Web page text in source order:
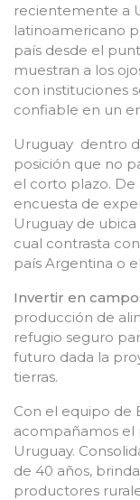
recientemente a
latinoamericano
país desde el
muestran a los
con instituciones
confiable en un
Uruguay dentro
posición que no
el corto plazo. De
encuesta de
Uruguay de ubica
cual contrasta
país Argentina o
Invertir en
producción de
refugio seguro
futuro dada la
tierras.
Con el equipo de
acompañamos el
Uruguay.
de 40 años,
productores